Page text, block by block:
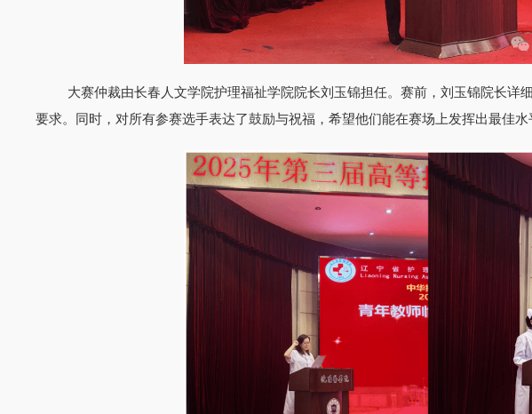
大赛仲裁由长春人文学院护理福祉学院院长刘玉锦担任。赛前，刘玉锦院长详
要求。同时，对所有参赛选手表达了鼓励与祝福，希望他们能在赛场上发挥出最佳水